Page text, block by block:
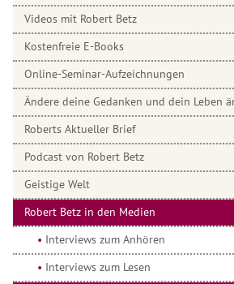
Videos mit Robert Betz
Kostenfreie E-Books
Online-Seminar-Aufzeichnungen
Ändere deine Gedanken und dein Leben
Roberts Aktueller Brief
Podcast von Robert Betz
Geistige Welt
Robert Betz in den Medien
Interviews zum Anhören
Interviews zum Lesen